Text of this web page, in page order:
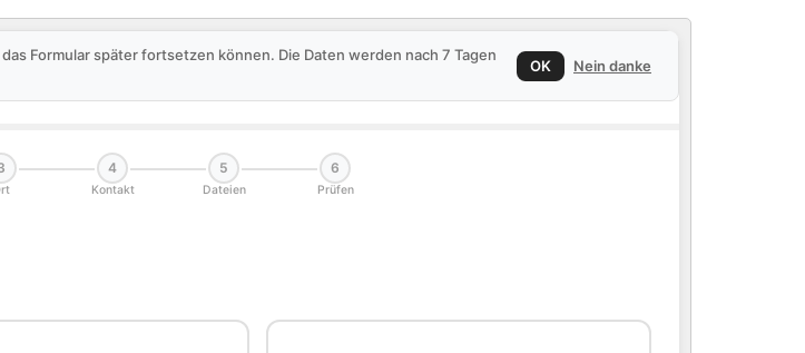
Formular später fortsetzen können. Die Daten werden nach 7 Tagen
OK Nein danke
4
Kontakt
5
Dateien
6
Prüfen